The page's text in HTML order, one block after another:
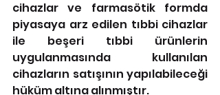
cihazlar ve farmasötik formda
piyasaya arz edilen tıbbi cihazlar
ile beşeri tıbbi ürünlerin
uygulanmasında kullanılan
cihazların satışının yapılabileceği
hüküm altına alınmıştır.